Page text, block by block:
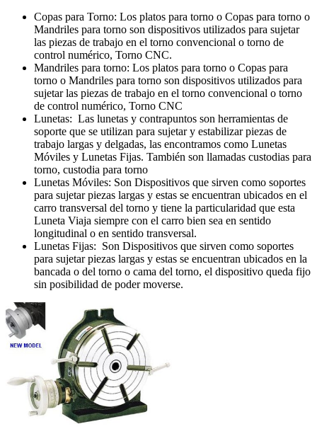
Copas para Torno: Los platos para torno o Copas para torno o
Mandriles para torno son dispositivos utilizados para sujetar
las piezas de trabajo en el torno convencional o torno de
control numérico, Torno CNC.
Mandriles para torno: Los platos para torno o Copas para
torno o Mandriles para torno son dispositivos utilizados para
sujetar las piezas de trabajo en el torno convencional o torno
de control numérico, Torno CNC
Lunetas: Las lunetas y contrapuntos son herramientas de
soporte que se utilizan para sujetar y estabilizar piezas de
trabajo largas y delgadas, las encontramos como Lunetas
Móviles y Lunetas Fijas. También son llamadas custodias para
torno, custodia para torno
Lunetas Móviles: Son Dispositivos que sirven como soportes
para sujetar piezas largas y estas se encuentran ubicados en el
carro transversal del torno y tiene la particularidad que esta
Luneta Viaja siempre con el carro bien sea en sentido
longitudinal o en sentido transversal.
Lunetas Fijas: Son Dispositivos que sirven como soportes
para sujetar piezas largas y estas se encuentran ubicados en la
bancada o del torno o cama del torno, el dispositivo queda fijo
sin posibilidad de poder moverse.